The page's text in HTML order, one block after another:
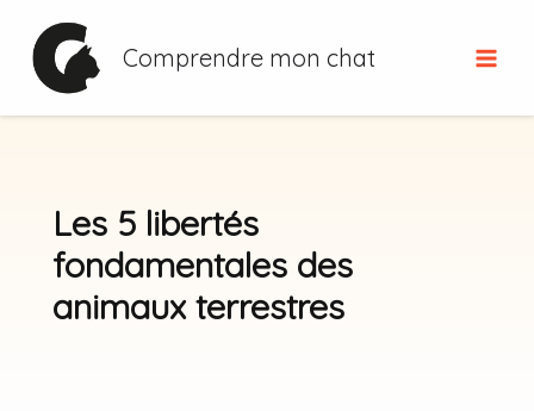
contenu
Comprendre mon chat
Les 5 libertés
fondamentales des
animaux terrestres